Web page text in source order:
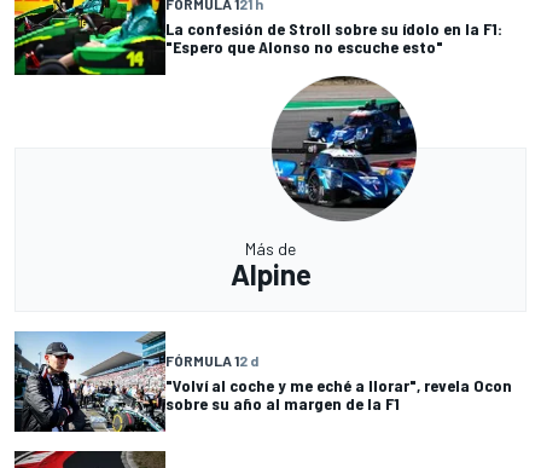
La confesión de Stroll sobre su ídolo en la F1:
"Espero que Alonso no escuche esto"
Más de
Alpine
FÓRMULA 12 d
"Volví al coche y me eché a llorar", revela Ocon
sobre su año al margen de la F1